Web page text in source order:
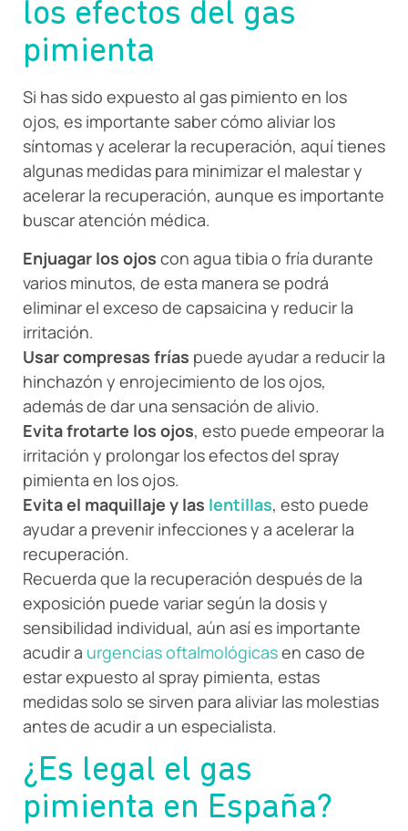
los efectos del gas
pimienta
Si has sido expuesto al gas pimiento en los
ojos, es importante saber cómo aliviar los
síntomas y acelerar la recuperación, aquí tienes
algunas medidas para minimizar el malestar y
acelerar la recuperación, aunque es importante
buscar atención médica.
Enjuagar los ojos con agua tibia o fría durante
varios minutos, de esta manera se podrá
eliminar el exceso de capsaicina y reducir la
irritación.
Usar compresas frías puede ayudar a reducir la
hinchazón y enrojecimiento de los ojos,
además de dar una sensación de alivio.
Evita frotarte los ojos, esto puede empeorar la
irritación y prolongar los efectos del spray
pimienta en los ojos.
Evita el maquillaje y las lentillas, esto puede
ayudar a prevenir infecciones y a acelerar la
recuperación.
Recuerda que la recuperación después de la
exposición puede variar según la dosis y
sensibilidad individual, aún así es importante
acudir a urgencias oftalmológicasen caso de
estar expuesto al spray pimienta, estas
medidas solo se sirven para aliviar las molestias
antes de acudir a un especialista.
¿Es legal el gas
pimienta en España?